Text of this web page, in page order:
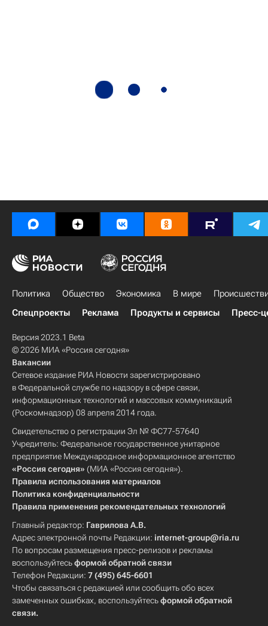
Политика Общество Экономика В мире
Спецпроекты
Реклама Продукты и сервисы Пресс-
Версия 2023.1 Beta
© 2026 МИА «Россия сегодня»
Вакансии
Сетевое издание РИА Новости зарегистрировано
в Федеральной службе по надзору в сфере связи,
информационных технологий и массовых коммуникаций
(Роскомнадзор) 08 апреля 2014 года.
Свидетельство о регистрации Эл № ФС77-57640
Учредитель: Федеральное государственное унитарное
предприятие Международное информационное агентство
«Россия сегодня» (МИА «Россия сегодня»).
Правила использования материалов
Политика конфиденциальности
Правила применения рекомендательных технологий
Главный редактор: Гаврилова А.В.
Адрес электронной почты Редакции: internet-group@ria.ru
По вопросам размещения пресс-релизов и рекламы
воспользуйтесьформой обратной связи
Телефон Редакции: 7 (495) 645-6601
Чтобы связаться с редакцией или сообщить обо всех
замеченных ошибках, воспользуйтесьформой обратной
связи.